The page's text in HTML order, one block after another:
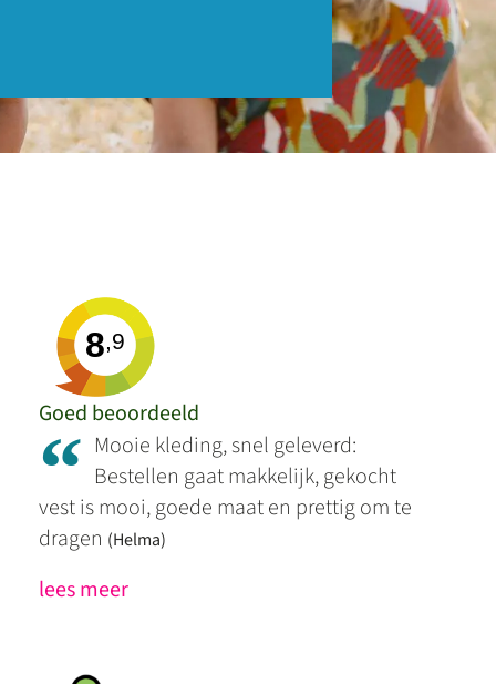
8,9
Goed beoordeeld
“ Mooie kleding, snel geleverd:
Bestellen gaat makkelijk, gekocht
vest is mooi, goede maat en prettig om te
dragen (Helma)
lees meer